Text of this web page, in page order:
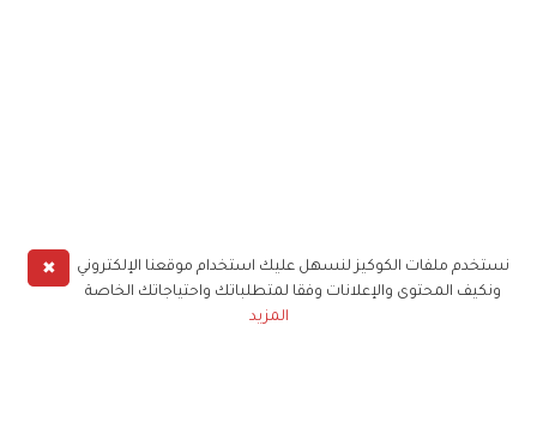
✖
نستخدم ملفات الكوكيز لنسهل عليك استخدام موقعنا الإلكتروني
ونكيف المحتوى والإعلانات وفقا لمتطلباتك واحتياجاتك الخاصة
المزيد